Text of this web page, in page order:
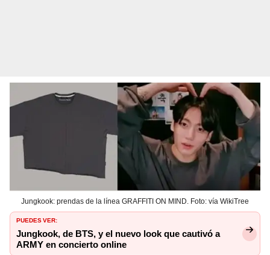
Jungkook: prendas de la línea GRAFFITI ON MIND. Foto: vía WikiTree
PUEDES VER:
Jungkook, de BTS, y el nuevo look que cautivó a
ARMY en concierto online